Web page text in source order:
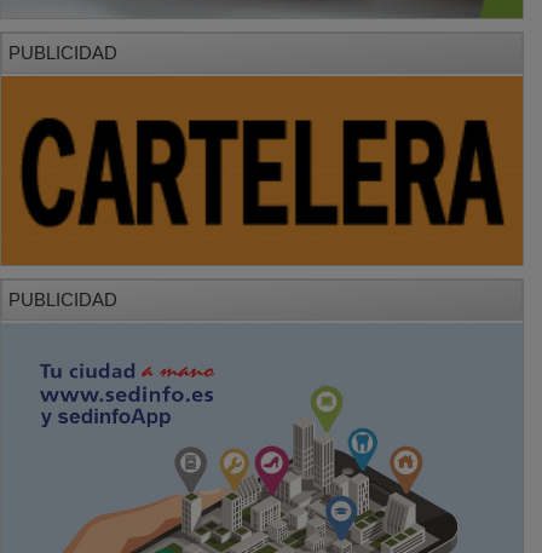
PUBLICIDAD
PUBLICIDAD